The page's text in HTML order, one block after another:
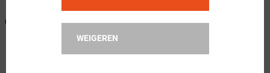
WEIGEREN
← Terug naar productnavigatie
ONZE AANBEVOLEN COMBINATIE